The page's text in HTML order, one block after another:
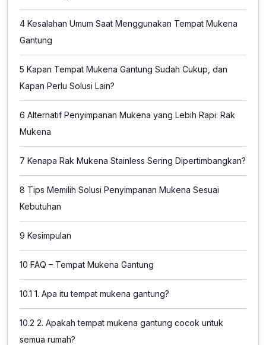
4 Kesalahan Umum Saat Menggunakan Tempat Mukena
Gantung
5 Kapan Tempat Mukena Gantung Sudah Cukup, dan
Kapan Perlu Solusi Lain?
6 Alternatif Penyimpanan Mukena yang Lebih Rapi: Rak
Mukena
7 Kenapa Rak Mukena Stainless Sering Dipertimbangkan?
8 Tips Memilih Solusi Penyimpanan Mukena Sesuai
Kebutuhan
9 Kesimpulan
10 FAQ – Tempat Mukena Gantung
10.1 1. Apa itu tempat mukena gantung?
10.2 2. Apakah tempat mukena gantung cocok untuk
semua rumah?